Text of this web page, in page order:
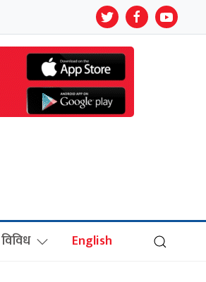
विविध English